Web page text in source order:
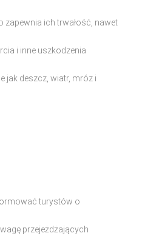
ich trwałość, nawet
i inne uszkodzenia
jak deszcz, wiatr, mróz i
turystów o
przejeżdżających